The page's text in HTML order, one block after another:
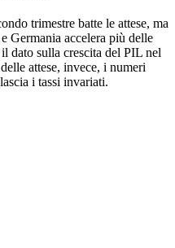
trimestre batte le attese, ma
Germania accelera più delle
dato sulla crescita del PIL nel
attese, invece, i numeri
i tassi invariati.